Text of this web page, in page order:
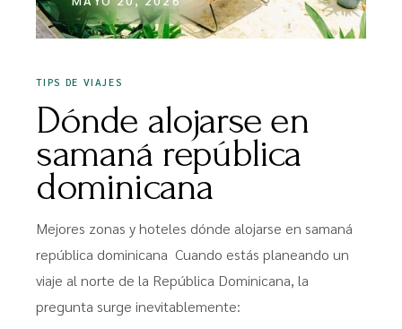
TIPS DE VIAJES
Dónde alojarse en
samaná república
dominicana
Mejores zonas y hoteles dónde alojarse en samaná
república dominicana Cuando estás planeando un
viaje al norte de la República Dominicana, la
pregunta surge inevitablemente: